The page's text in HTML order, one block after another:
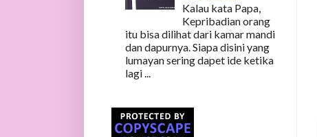
Kalau kata Papa,
Kepribadian orang
itu bisa dilihat dari kamar mandi
dan dapurnya. Siapa disini yang
lumayan sering dapet ide ketika
lagi ...